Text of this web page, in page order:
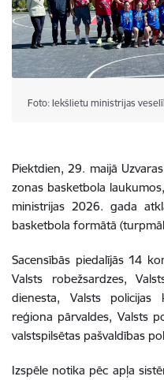
Foto: Iekšlietu ministrijas
Piektdien, 29. maijā
zonas basketbola
ministrijas 2026. gada
basketbola formātā
Sacensībās piedalījās 14
Valsts robežsardzes,
dienesta, Valsts policijas
reģiona pārvaldes, Valsts
valstspilsētas pašvaldības
Izspēle notika pēc apļa